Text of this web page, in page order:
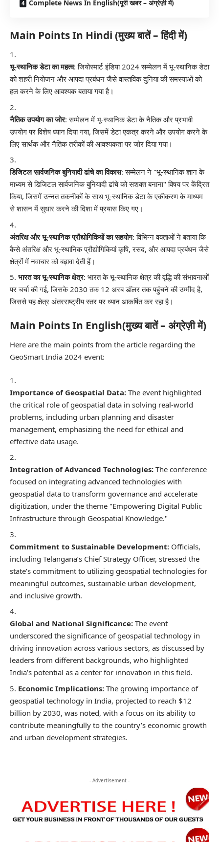
Complete News In English(पूरी खबर – अंग्रेज़ी में)
Main Points In Hindi (मुख्य बातें – हिंदी में)
भू-स्थानिक डेटा का महत्व: जियोस्मार्ट इंडिया 2024 सम्मेलन में भू-स्थानिक डेटा
को शहरी नियोजन और आपदा प्रबंधन जैसे वास्तविक दुनिया की समस्याओं को
हल करने के लिए आवश्यक बताया गया है।
नैतिक उपयोग का जोर: सम्मेलन में भू-स्थानिक डेटा के नैतिक और प्रभावी
उपयोग पर विशेष ध्यान दिया गया, जिसमें डेटा एकत्र करने और उपयोग करने के
लिए सार्थक और नैतिक तरीकों की आवश्यकता पर जोर दिया गया।
डिजिटल सार्वजनिक बुनियादी ढांचे का विकास: सम्मेलन ने "भू-स्थानिक ज्ञान के
माध्यम से डिजिटल सार्वजनिक बुनियादी ढांचे को सशक्त बनाना" विषय पर केंद्रित
किया, जिसमें उन्नत तकनीकों के साथ भू-स्थानिक डेटा के एकीकरण के माध्यम
से शासन में सुधार करने की दिशा में प्रयास किए गए।
अंतरिक्ष और भू-स्थानिक प्रौद्योगिकियों का सहयोग: विभिन्न वक्ताओं ने बताया कि
कैसे अंतरिक्ष और भू-स्थानिक प्रौद्योगिकियां कृषि, रसद, और आपदा प्रबंधन जैसे
क्षेत्रों में नवाचार को बढ़ावा देती हैं।
भारत का भू-स्थानिक क्षेत्र: भारत के भू-स्थानिक क्षेत्र की वृद्धि की संभावनाओं
पर चर्चा की गई, जिसके 2030 तक 12 अरब डॉलर तक पहुंचने की उम्मीद है,
जिससे यह क्षेत्र अंतरराष्ट्रीय स्तर पर ध्यान आकर्षित कर रहा है।
Main Points In English(मुख्य बातें – अंग्रेज़ी में)
Here are the main points from the article regarding the
GeoSmart India 2024 event:
Importance of Geospatial Data: The event highlighted
the critical role of geospatial data in solving real-world
problems, including urban planning and disaster
management, emphasizing the need for ethical and
effective data usage.
Integration of Advanced Technologies: The conference
focused on integrating advanced technologies with
geospatial data to transform governance and accelerate
digitization, under the theme "Empowering Digital Public
Infrastructure through Geospatial Knowledge."
Commitment to Sustainable Development: Officials,
including Telangana’s Chief Strategy Officer, stressed the
state’s commitment to utilizing geospatial technologies for
meaningful outcomes, sustainable urban development,
and inclusive growth.
Global and National Significance: The event
underscored the significance of geospatial technology in
driving innovation across various sectors, as discussed by
leaders from different backgrounds, who highlighted
India’s potential as a center for innovation in this field.
Economic Implications: The growing importance of
geospatial technology in India, projected to reach $12
billion by 2030, was noted, with a focus on its ability to
contribute meaningfully to the country’s economic growth
and urban development strategies.
- Advertisement -